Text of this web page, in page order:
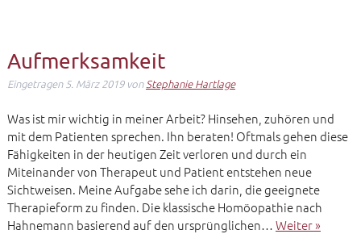
Aufmerksamkeit
Eingetragen5. März 2019 vonStephanie Hartlage
Was ist mir wichtig in meiner Arbeit? Hinsehen, zuhören und
mit dem Patienten sprechen. Ihn beraten! Oftmals gehen diese
Fähigkeiten in der heutigen Zeit verloren und durch ein
Miteinander von Therapeut und Patient entstehen neue
Sichtweisen. Meine Aufgabe sehe ich darin, die geeignete
Therapieform zu finden. Die klassische Homöopathie nach
Hahnemann basierend auf den ursprünglichen…Weiter »